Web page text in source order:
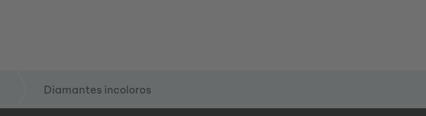
Diamantes incoloros